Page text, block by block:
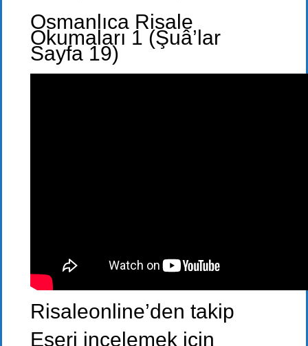
Osmanlıca Risale
Okumaları 1 (Şuâ’lar
Sayfa 19)
Risaleonline’den takip
Eseri incelemek için